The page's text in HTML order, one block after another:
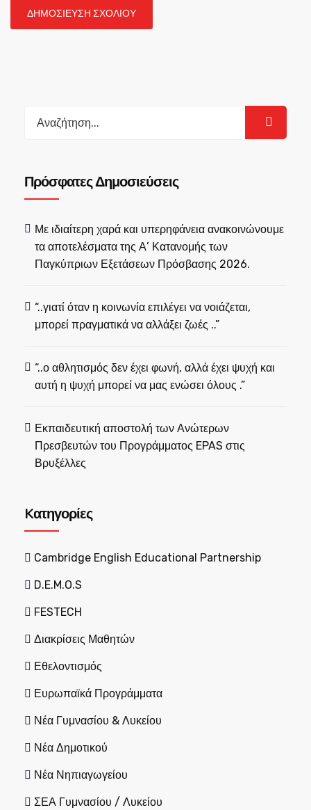
Πρόσφατες Δημοσιεύσεις
Με ιδιαίτερη χαρά και υπερηφάνεια ανακοινώνουμε
τα αποτελέσματα της Α’ Κατανομής των
Παγκύπριων Εξετάσεων Πρόσβασης 2026.
“..γιατί όταν η κοινωνία επιλέγει να νοιάζεται,
μπορεί πραγματικά να αλλάξει ζωές ..”
“..ο αθλητισμός δεν έχει φωνή, αλλά έχει ψυχή και
αυτή η ψυχή μπορεί να μας ενώσει όλους .”
Εκπαιδευτική αποστολή των Ανώτερων
Πρεσβευτών του Προγράμματος EPAS στις
Βρυξέλλες
Kατηγορίες
Cambridge English Educational Partnership
D.E.M.O.S
FESTECH
Διακρίσεις Μαθητών
Εθελοντισμός
Ευρωπαϊκά Προγράμματα
Νέα Γυμνασίου & Λυκείου
Νέα Δημοτικού
Νέα Νηπιαγωγείου
ΣΕΑ Γυμνασίου / Λυκείου